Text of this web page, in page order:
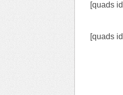
[quads
[quads